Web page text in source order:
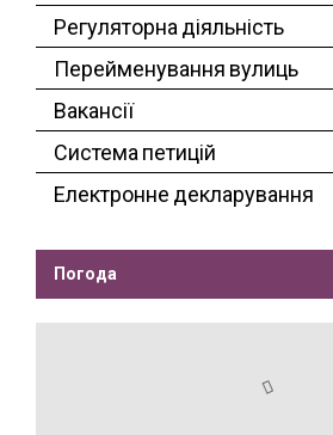
Регуляторна діяльність
Перейменування вулиць
Вакансії
Система петицій
Електронне декларування
Погода